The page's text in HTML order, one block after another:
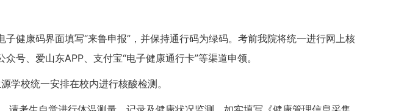
健康码界面填写“来鲁申报”，并保持通行码为绿码。考前我院将统一进行网上核
号、爱山东APP、支付宝“电子健康通行卡”等渠道申领。
学校统一安排在校内进行核酸检测。